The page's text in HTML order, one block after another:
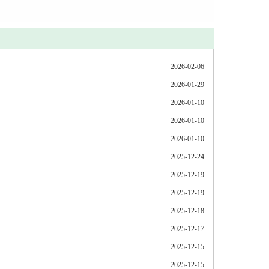
2026-02-06
2026-01-29
2026-01-10
2026-01-10
2026-01-10
2025-12-24
2025-12-19
2025-12-19
2025-12-18
2025-12-17
2025-12-15
2025-12-15